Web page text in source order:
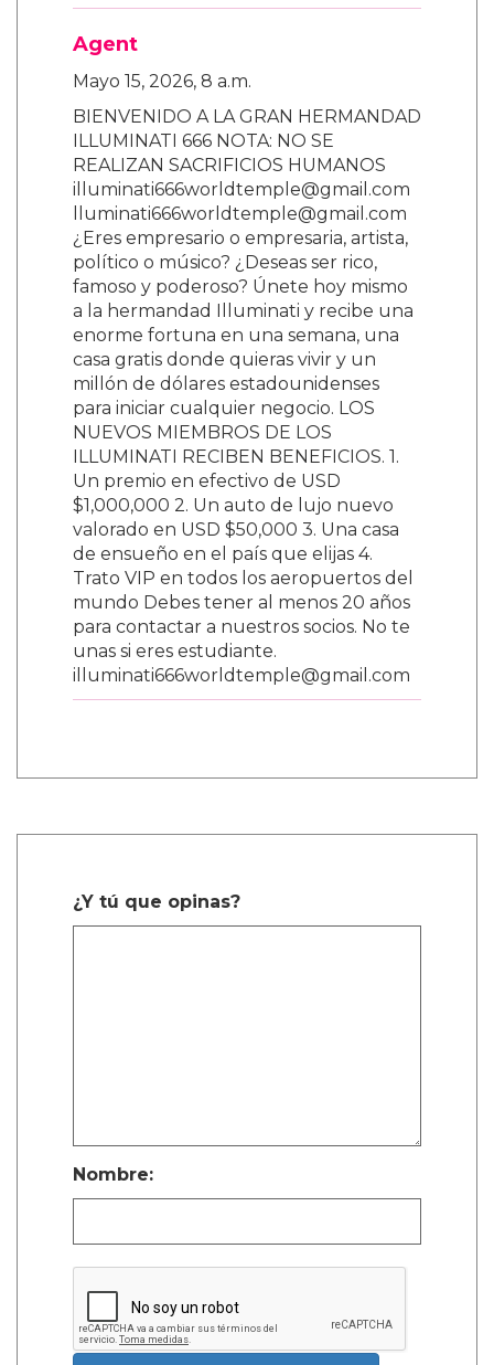
Agent
Mayo 15, 2026, 8 a.m.
BIENVENIDO A LA GRAN HERMANDAD
ILLUMINATI 666 NOTA: NO SE
REALIZAN SACRIFICIOS HUMANOS
illuminati666worldtemple@gmail.com
lluminati666worldtemple@gmail.com
¿Eres empresario o empresaria, artista,
político o músico? ¿Deseas ser rico,
famoso y poderoso? Únete hoy mismo
a la hermandad Illuminati y recibe una
enorme fortuna en una semana, una
casa gratis donde quieras vivir y un
millón de dólares estadounidenses
para iniciar cualquier negocio. LOS
NUEVOS MIEMBROS DE LOS
ILLUMINATI RECIBEN BENEFICIOS. 1.
Un premio en efectivo de USD
$1,000,000 2. Un auto de lujo nuevo
valorado en USD $50,000 3. Una casa
de ensueño en el país que elijas 4.
Trato VIP en todos los aeropuertos del
mundo Debes tener al menos 20 años
para contactar a nuestros socios. No te
unas si eres estudiante.
illuminati666worldtemple@gmail.com
¿Y tú que opinas?
Nombre: